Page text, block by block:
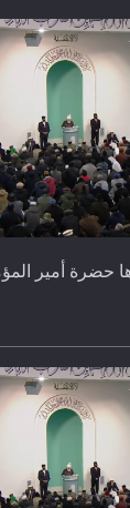
حضرة أمير